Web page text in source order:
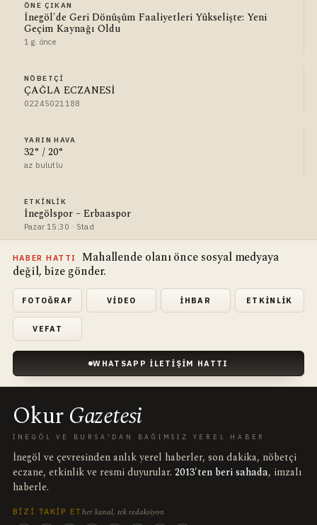
ÖNE ÇIKAN
İnegöl'de Geri Dönüşüm Faaliyetleri Yükselişte: Yeni
Geçim Kaynağı Oldu
1 g. önce
NÖBETÇI
ÇAĞLA ECZANESİ
02245021188
YARIN HAVA
32° / 20°
az bulutlu
ETKINLIK
İnegölspor – Erbaaspor
Pazar 15:30 · Stad
HABER HATTI
Mahallende olanı önce sosyal medyaya
değil, bize gönder.
FOTOĞRAF VIDEO İHBAR ETKINLIK
VEFAT
WHATSAPP İLETIŞIM HATTI
OkurGazetesi
İNEGÖL VE BURSA'DAN BAĞIMSIZ YEREL HABER
İnegöl ve çevresinden anlık yerel haberler, son dakika, nöbetçi
eczane, etkinlik ve resmi duyurular. 2013'ten beri sahada, imzalı
haberle.
BIZI TAKIP ET her kanal, tek redaksiyon